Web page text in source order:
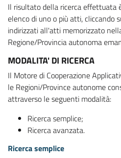
Il risultato della ricerca effettuata
elenco di uno o più atti, cliccando
indirizzati all'atti memorizzato
Regione/Provincia autonoma
MODALITA' DI RICERCA
Il Motore di Cooperazione
le Regioni/Province autonome
attraverso le seguenti modalità:
Ricerca semplice;
Ricerca avanzata.
Ricerca semplice